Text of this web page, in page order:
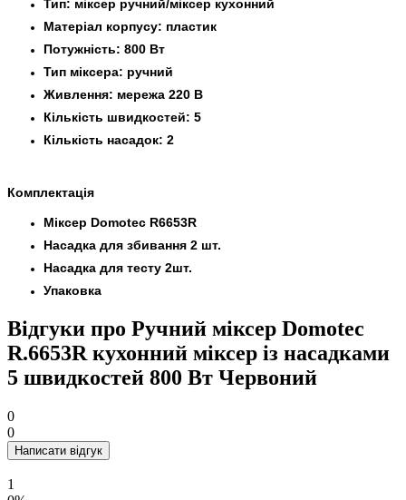
Тип: міксер ручний/міксер кухонний
Матеріал корпусу: пластик
Потужність: 800 Вт
Тип міксера: ручний
Живлення: мережа 220 В
Кількість швидкостей: 5
Кількість насадок: 2
Комплектація
Міксер Domotec R6653R
Насадка для збивання 2 шт.
Насадка для тесту 2шт.
Упаковка
Відгуки про Ручний міксер Domotec
R.6653R кухонний міксер із насадками
5 швидкостей 800 Вт Червоний
0
0
Написати відгук
1